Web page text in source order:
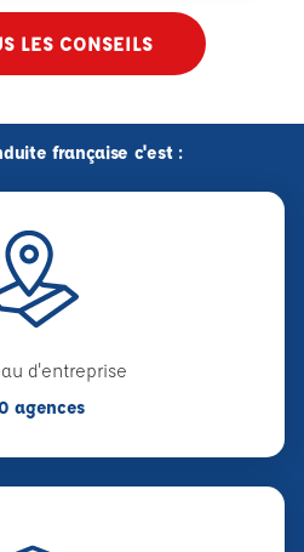
LES CONSEILS
française c'est :
d'entreprise
agences